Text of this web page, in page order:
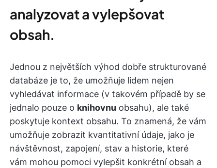
analyzovat a vylepšovat
obsah.
Jednou z největších výhod dobře strukturované
databáze je to, že umožňuje lidem nejen
vyhledávat informace (v takovém případě by se
jednalo pouze o knihovnu obsahu), ale také
poskytuje kontext obsahu. To znamená, že vám
umožňuje zobrazit kvantitativní údaje, jako je
návštěvnost, zapojení, stav a historie, které
vám mohou pomoci vylepšit konkrétní obsah a